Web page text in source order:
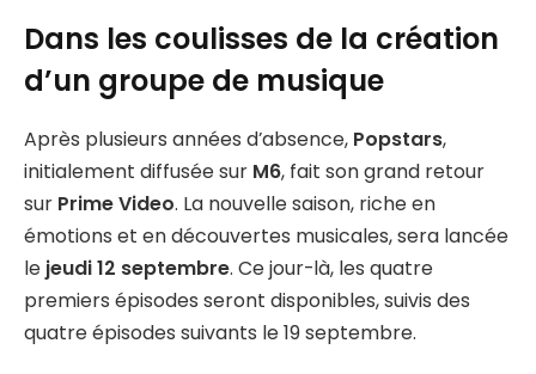
Dans les coulisses de la création
d’un groupe de musique
Après plusieurs années d’absence, Popstars,
initialement diffusée sur M6, fait son grand retour
sur Prime Video. La nouvelle saison, riche en
émotions et en découvertes musicales, sera lancée
le jeudi 12 septembre. Ce jour-là, les quatre
premiers épisodes seront disponibles, suivis des
quatre épisodes suivants le 19 septembre.